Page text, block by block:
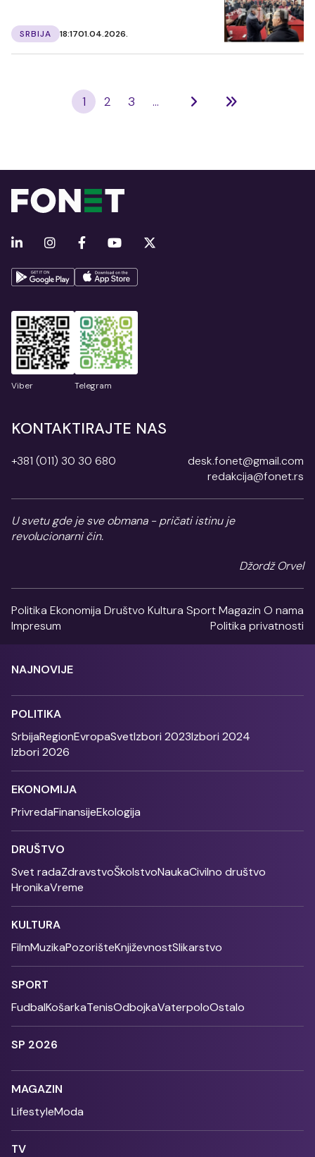
SRBIJA 18:1701.04.2026.
1 2 3 ...
Viber Telegram
KONTAKTIRAJTE NAS
+381 (011) 30 30 680
desk.fonet@gmail.com
redakcija@fonet.rs
U svetu gde je sve obmana - pričati istinu je
revolucionarni čin.
Džordž Orvel
Politika Ekonomija Društvo Kultura SportMagazin O nama
Impresum
Politika privatnosti
NAJNOVIJE
POLITIKA
SrbijaRegionEvropaSvetIzbori 2023Izbori 2024
Izbori 2026
EKONOMIJA
PrivredaFinansijeEkologija
DRUŠTVO
Svet radaZdravstvoŠkolstvoNaukaCivilno društvo
HronikaVreme
KULTURA
FilmMuzikaPozorišteKnjiževnostSlikarstvo
SPORT
FudbalKošarkaTenisOdbojkaVaterpoloOstalo
SP 2026
MAGAZIN
LifestyleModa
TV